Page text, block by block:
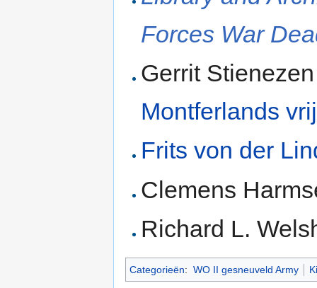
Forces War
Gerrit
Montferlands
Frits von der
Clemens
Richard L.
Categorieën: WO II gesneuveld Army